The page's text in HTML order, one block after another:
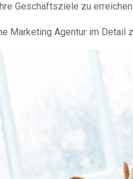
Geschäftsziele zu erreichen.
Marketing Agentur im